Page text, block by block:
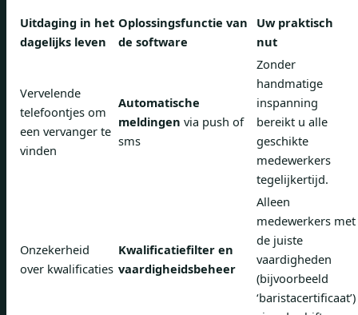
Uitdaging in het
dagelijks leven
Oplossingsfunctie van
de software
Uw praktisch
nut
Vervelende
telefoontjes om
een ​​vervanger te
vinden
Automatische
meldingen via push of
sms
Zonder
handmatige
inspanning
bereikt u alle
geschikte
medewerkers
tegelijkertijd.
Onzekerheid
over kwalificaties
Kwalificatiefilter en
vaardigheidsbeheer
Alleen
medewerkers met
de juiste
vaardigheden
(bijvoorbeeld
‘baristacertificaat’)